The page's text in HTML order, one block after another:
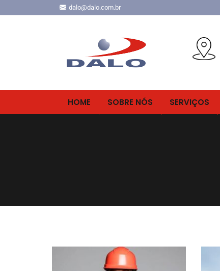
dalo@dalo.com.br
HOME SOBRE NÓS SERVIÇOS